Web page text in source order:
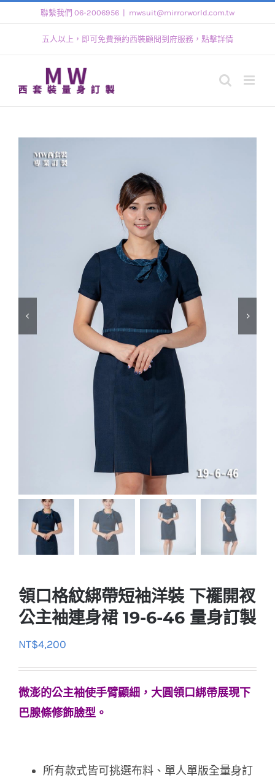
聯繫我們 06-2006956 mwsuit@mirrorworld.com.tw
五人以上，即可免費預約西裝顧問到府服務，點擊詳情
領口格紋綁帶短袖洋裝 下襬開衩
公主袖連身裙 19-6-46 量身訂製
NT$4,200
微澎的公主袖使手臂顯細，大圓領口綁帶展現下
巴腺條修飾臉型。
所有款式皆可挑選布料、單人單版全量身訂